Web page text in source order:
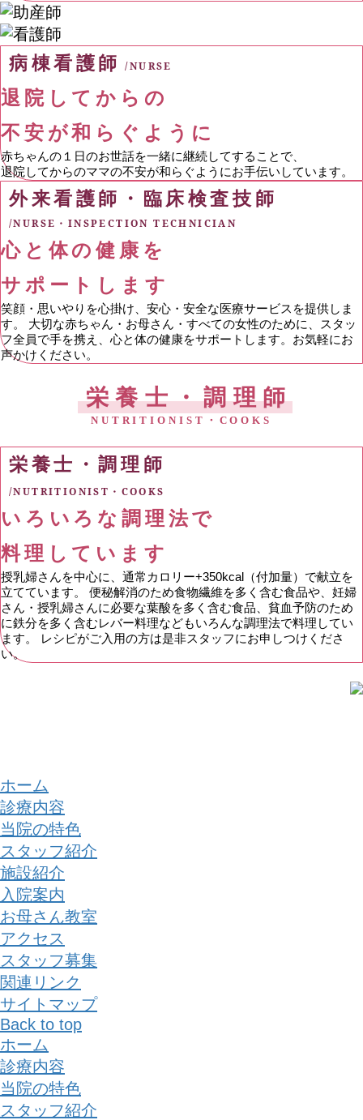
病棟看護師 /NURSE
退院してからの
不安が和らぐように
赤ちゃんの１日のお世話を一緒に継続してすることで、
退院してからのママの不安が和らぐようにお手伝いしています。
外来看護師・臨床検査技師
/NURSE・INSPECTION TECHNICIAN
心と体の健康を
サポートします
笑顔・思いやりを心掛け、安心・安全な医療サービスを提供しま
す。 大切な赤ちゃん・お母さん・すべての女性のために、スタッ
フ全員で手を携え、心と体の健康をサポートします。お気軽にお
声かけください。
栄養士・調理師
NUTRITIONIST・COOKS
栄養士・調理師
/NUTRITIONIST・COOKS
いろいろな調理法で
料理しています
授乳婦さんを中心に、通常カロリー+350kcal（付加量）で献立を
立てています。 便秘解消のため食物繊維を多く含む食品や、妊婦
さん・授乳婦さんに必要な葉酸を多く含む食品、貧血予防のため
に鉄分を多く含むレバー料理などもいろんな調理法で料理してい
ます。 レシピがご入用の方は是非スタッフにお申しつけくださ
い。
ホーム
診療内容
当院の特色
スタッフ紹介
施設紹介
入院案内
お母さん教室
アクセス
スタッフ募集
関連リンク
サイトマップ
Back to top
ホーム
診療内容
当院の特色
スタッフ紹介